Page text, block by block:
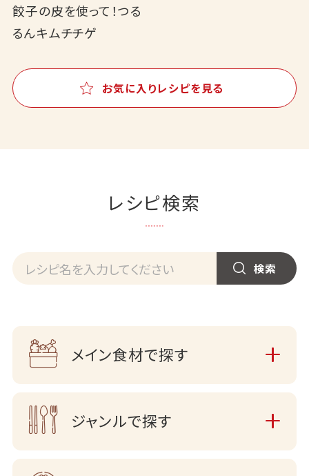
餃子の皮を使って！つる
るんキムチチゲ
お気に入りレシピを見る
レシピ検索
メイン食材で探す
ジャンルで探す